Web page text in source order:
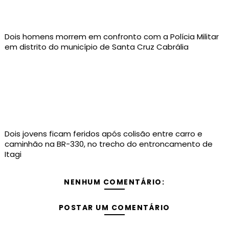
Dois homens morrem em confronto com a Polícia Militar
em distrito do município de Santa Cruz Cabrália
Dois jovens ficam feridos após colisão entre carro e
caminhão na BR-330, no trecho do entroncamento de
Itagi
NENHUM COMENTÁRIO:
POSTAR UM COMENTÁRIO